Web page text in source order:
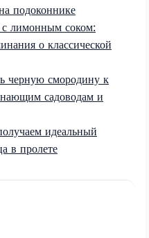
подоконнике
лимонным соком:
о классической
черную смородину к
садоводам и
идеальный
в пролете